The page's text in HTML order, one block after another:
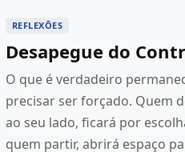
REFLEXÕES
Desapegue do
O que é verdadeiro
precisar ser forçado. Quem
ao seu lado, ficará por
quem partir, abrirá espaço